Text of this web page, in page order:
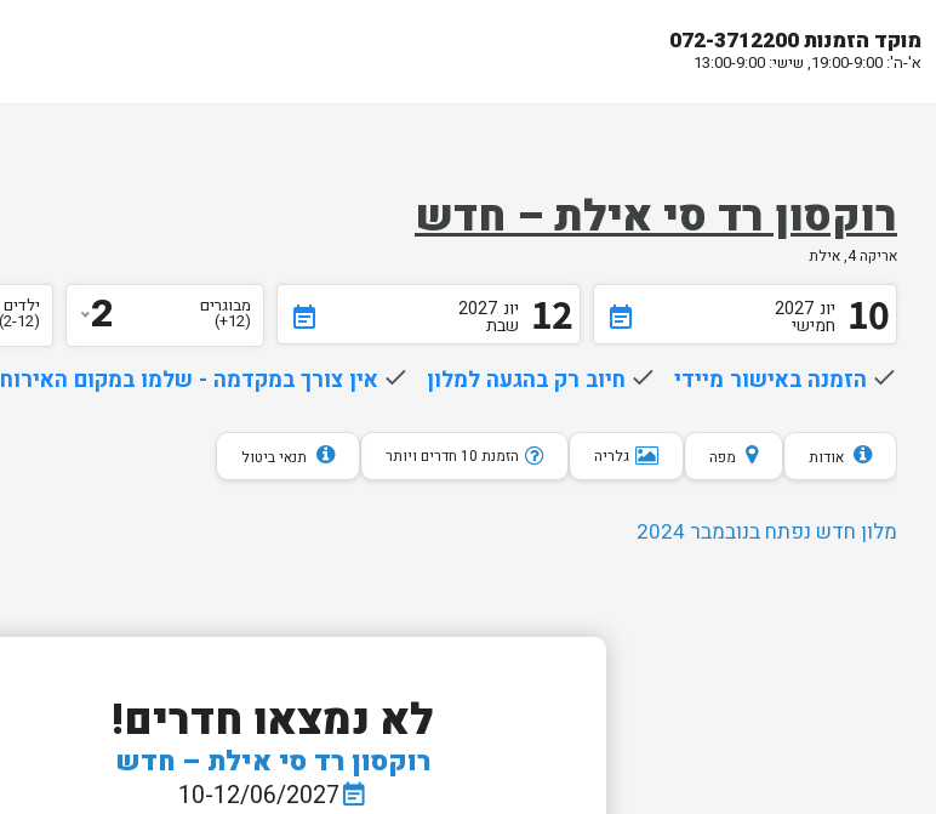
מוקד הזמנות 072-3712200
א'-ה': 19:00-9:00, שישי: 13:00-9:00
רוקסון רד סי אילת – חדש
אריקה 4, אילת
event_note 10 יונ 2027
חמישי event_note 12 יונ 2027
שבת
מבוגרים
(12+)
2 ילדים
(2-12)
done הזמנה באישור מיידי done חיוב רק בהגעה למלון done אין צורך במקדמה - שלמו במקום האירוח
אודות מפה גלריה הזמנת 10 חדרים ויותר תנאי ביטול
מלון חדש נפתח בנובמבר 2024
לא נמצאו חדרים!
רוקסון רד סי אילת – חדש
event_note
10-12/06/2027